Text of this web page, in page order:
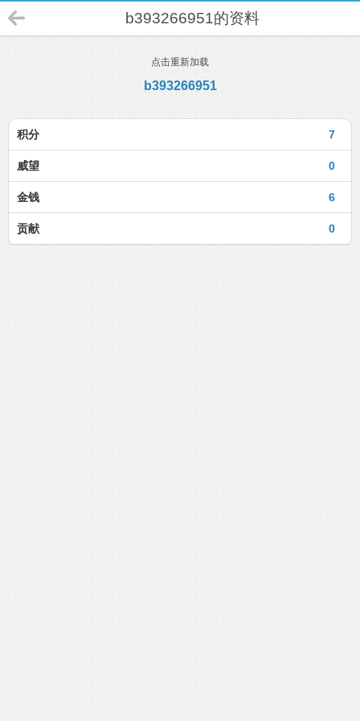
b393266951的资料
点击重新加载
b393266951
7
积分
0
威望
6
金钱
0
贡献